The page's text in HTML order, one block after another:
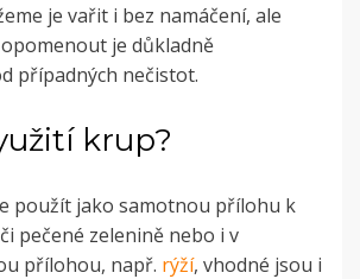
je vařit i bez namáčení, ale
je důkladně
případných nečistot.
krup?
použít jako samotnou přílohu k
či pečené zelenině nebo i v
přílohou, např. rýží, vhodné jsou i